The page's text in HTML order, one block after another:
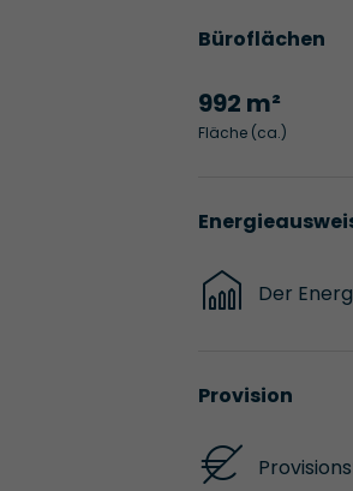
Büroflächen
992 m²
Fläche (ca.)
Der
Provision